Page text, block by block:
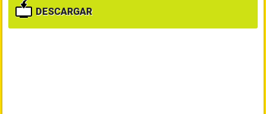
DESCARGAR